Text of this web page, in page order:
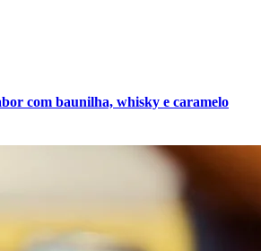
com baunilha, whisky e caramelo